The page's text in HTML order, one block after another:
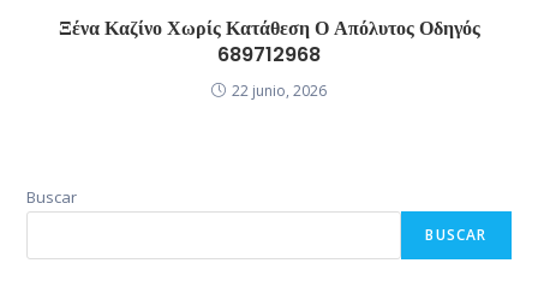
Ξένα Καζίνο Χωρίς Κατάθεση Ο Απόλυτος Οδηγός
689712968
22 junio, 2026
Buscar
BUSCAR